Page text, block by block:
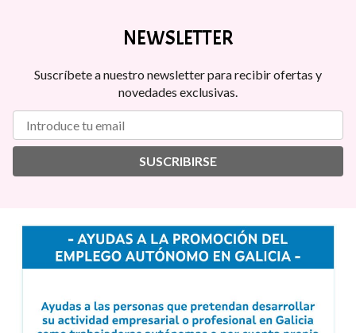
NEWSLETTER
Suscríbete a nuestro newsletter para recibir ofertas y
novedades exclusivas.
SUSCRIBIRSE